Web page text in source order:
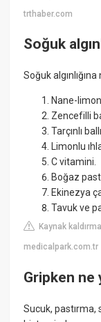
trthaber.com
Soğuk
Soğuk
Nane-
Zencefilli
Tarçınlı
Limonlu
C vitamini.
Boğaz
Ekinezya
Tavuk ve
Kaynak
medicalpark.com.tr
Gripken ne
Sucuk,